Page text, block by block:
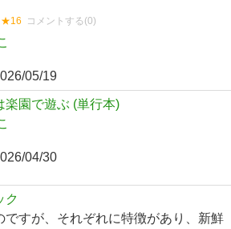
★16 コメントする(0)
05/19
楽園で遊ぶ (単行本)
04/30
ク
ですが、それぞれに特徴があり、新鮮